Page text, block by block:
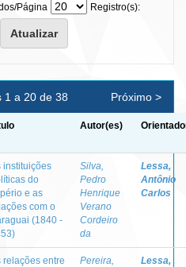
Página
Registro(s):
1 a 20 de 38 Próximo >
Autor(es)
instituições
do
e as
com o
(1840 -
Silva,
Pedro
Henrique
Verano
Cordeiro
da
Lessa,
Antônio
Carlos
relações entre
Pereira,
Lessa,